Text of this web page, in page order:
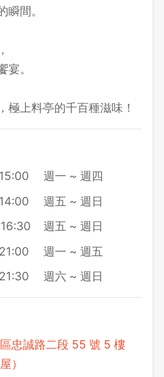
瞬間。
宴。
極上料亭的千百種滋味！
週一 ~ 週四
週五 ~ 週日
週五 ~ 週日
週一 ~ 週五
週六 ~ 週日
忠誠路二段 55 號 5 樓
）